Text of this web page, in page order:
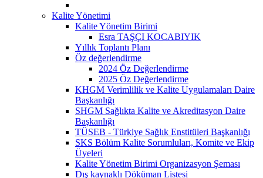
Kalite Yönetimi
Kalite Yönetim Birimi
Esra TAŞÇI KOCABIYIK
Yıllık Toplantı Planı
Öz değerlendirme
2024 Öz Değerlendirme
2025 Öz Değerlendirme
KHGM Verimlilik ve Kalite Uygulamaları Daire
Başkanlığı
SHGM Sağlıkta Kalite ve Akreditasyon Daire
Başkanlığı
TÜSEB - Türkiye Sağlık Enstitüleri Başkanlığı
SKS Bölüm Kalite Sorumluları, Komite ve Ekip
Üyeleri
Kalite Yönetim Birimi Organizasyon Şeması
Dış kaynaklı Döküman Listesi